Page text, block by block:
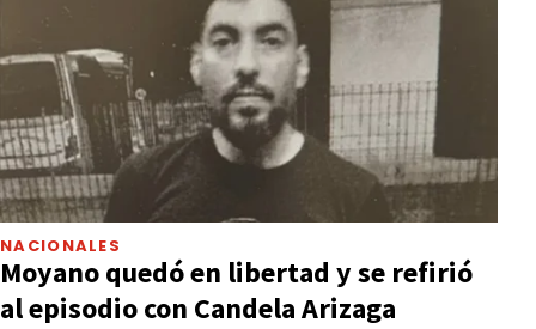
NACIONALES
Moyano quedó en libertad y se refirió
al episodio con Candela Arizaga